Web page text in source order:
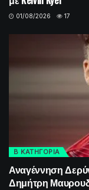
01/08/2026 17
Β ΚΑΤΗΓΟΡΙΑ
Αναγέννηση
Δημήτρη